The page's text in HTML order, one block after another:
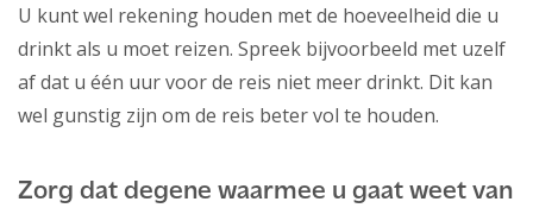
U kunt wel rekening houden met de hoeveelheid die u
drinkt als u moet reizen. Spreek bijvoorbeeld met uzelf
af dat u één uur voor de reis niet meer drinkt. Dit kan
wel gunstig zijn om de reis beter vol te houden.
Zorg dat degene waarmee u gaat weet van